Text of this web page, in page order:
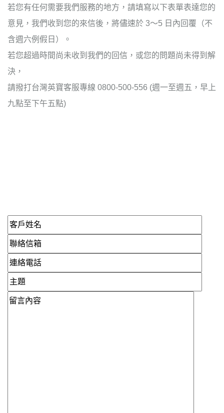
若您有任何需要我們服務的地方，請填寫以下表單表達您的
意見，我們收到您的來信後，將儘速於 3～5 日內回覆（不
含週六例假日）。
若您超過時間尚未收到我們的回信，或您的問題尚未得到解
決，
請撥打台灣英寶客服專線 0800-500-556 (週一至週五，早上
九點至下午五點)